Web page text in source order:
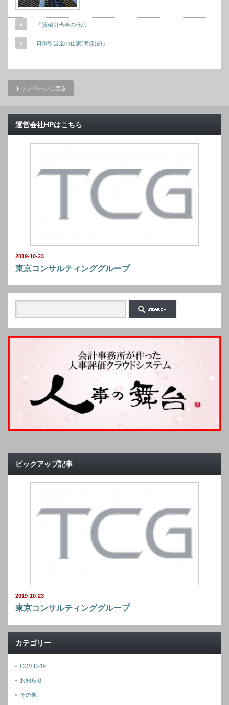
「貸倒引当金の仕訳」
「貸倒引当金の仕訳(簡便法)」
トップページに戻る
運営会社HPはこちら
2019-10-23
東京コンサルティンググループ
ピックアップ記事
2019-10-23
東京コンサルティンググループ
カテゴリー
COVID-19
お知らせ
その他